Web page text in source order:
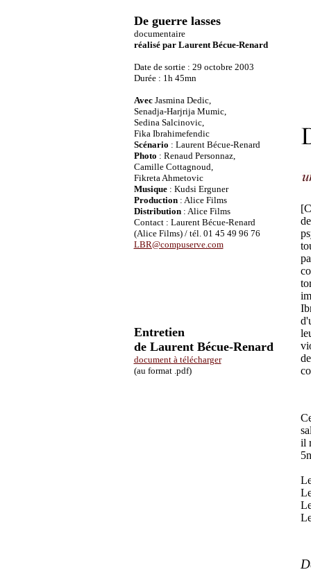
De guerre lasses
documentaire
réalisé par Laurent Bécue-Renard
Date de sortie : 29 octobre 2003
Durée : 1h 45mn
AvecJasmina Dedic,
Senadja-Harjrija Mumic,
Sedina Salcinovic,
Fika Ibrahimefendic
Scénario : Laurent Bécue-Renard
Photo : Renaud Personnaz,
Camille Cottagnoud,
Fikreta Ahmetovic
Musique: Kudsi Erguner
Production: Alice Films
Distribution: Alice Films
Contact : Laurent Bécue-Renard
(Alice Films) / tél. 01 45 49 96 76
LBR@compuserve.com
Entretien
de Laurent Bécue-Renard
document à télécharger
(au format .pdf)
il